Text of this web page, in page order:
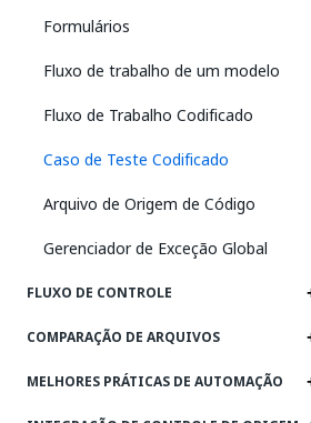
Formulários
Fluxo de trabalho de um modelo
Fluxo de Trabalho Codificado
Caso de Teste Codificado
Arquivo de Origem de Código
Gerenciador de Exceção Global
FLUXO DE CONTROLE
COMPARAÇÃO DE ARQUIVOS
MELHORES PRÁTICAS DE AUTOMAÇÃO